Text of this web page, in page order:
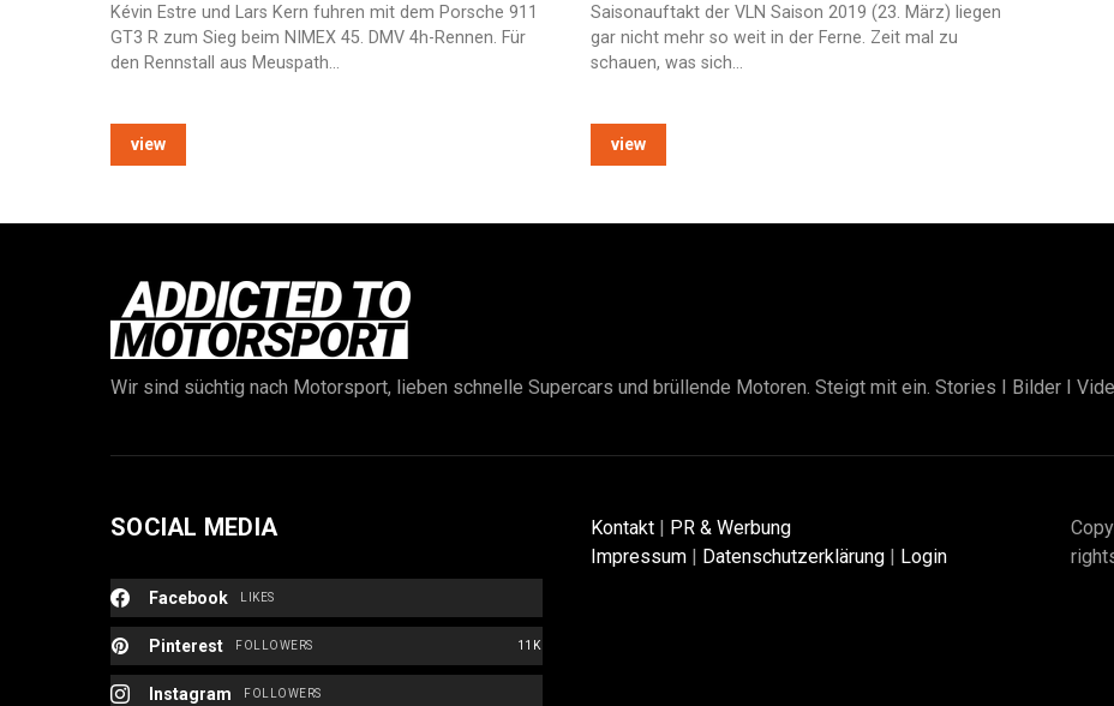
Kévin Estre und Lars Kern fuhren mit dem Porsche 911
GT3 R zum Sieg beim NIMEX 45. DMV 4h-Rennen. Für
den Rennstall aus Meuspath…
view
Saisonauftakt der VLN Saison 2019 (23. März) liegen
gar nicht mehr so weit in der Ferne. Zeit mal zu
schauen, was sich…
view
Wir sind süchtig nach Motorsport, lieben schnelle Supercars und brüllende Motoren. Steigt mit ein. Stories I Bilder I
SOCIAL MEDIA
Facebook LIKES
Pinterest 11K
FOLLOWERS
Instagram FOLLOWERS
Kontakt | PR & Werbung
Impressum | Datenschutzerklärung | Login